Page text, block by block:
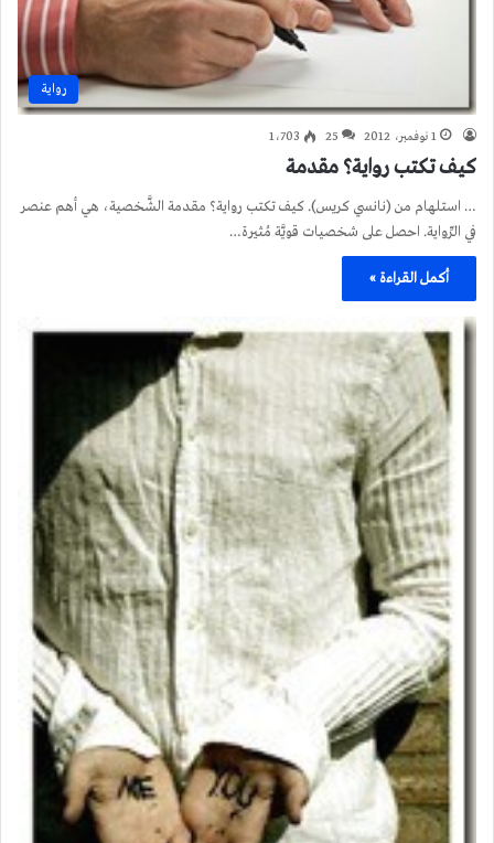
رواية
1 نوفمبر، 2012 25 1٬703
كيف تكتب رواية؟ مقدمة
… استلهام من (نانسي كريس). كيف تكتب رواية؟ مقدمة الشَّخصية، هي أهم عنصر
في الرِّواية. احصل على شخصيات قويَّة مُثيرة…
أكمل القراءة »